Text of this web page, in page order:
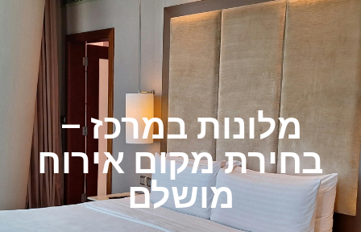
מלונות במרכז –
בחירת מקום אירוח
מושלם